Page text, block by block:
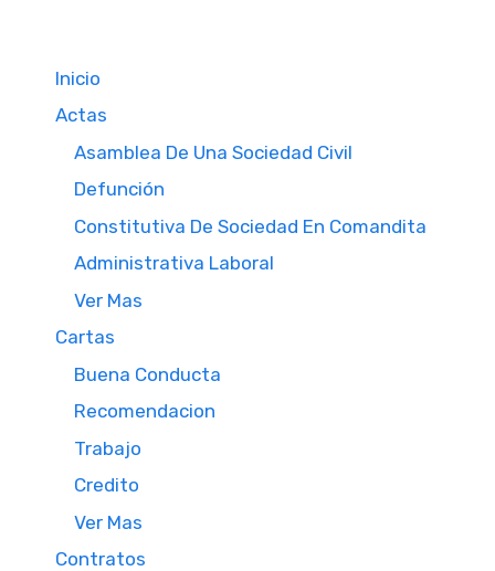
Inicio
Actas
Asamblea De Una Sociedad Civil
Defunción
Constitutiva De Sociedad En Comandita
Administrativa Laboral
Ver Mas
Cartas
Buena Conducta
Recomendacion
Trabajo
Credito
Ver Mas
Contratos